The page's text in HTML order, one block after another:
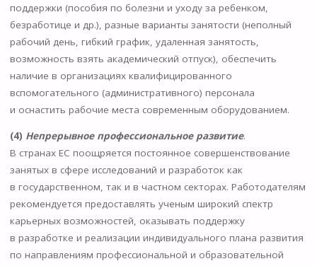
поддержки (пособия по болезни и уходу за ребенком,
безработице и др.), разные варианты занятости (неполный
рабочий день, гибкий график, удаленная занятость,
возможность взять академический отпуск), обеспечить
наличие в организациях квалифицированного
вспомогательного (административного) персонала
и оснастить рабочие места современным оборудованием.
(4) Непрерывное профессиональное развитие.
В странах ЕС поощряется постоянное совершенствование
занятых в сфере исследований и разработок как
в государственном, так и в частном секторах. Работодателям
рекомендуется предоставлять ученым широкий спектр
карьерных возможностей, оказывать поддержку
в разработке и реализации индивидуального плана развития
по направлениям профессиональной и образовательной